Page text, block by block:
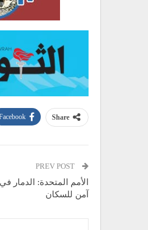
Share
الأمم المتحدة:
آمن للسكان